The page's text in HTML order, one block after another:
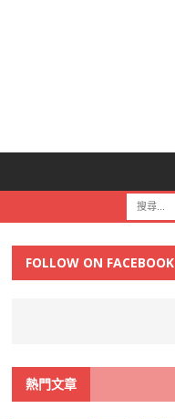
FOLLOW ON FACEBOOK
熱門文章